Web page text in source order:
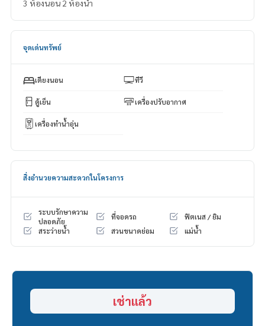
3 ห้องนอน 2 ห้องน้ำ
จุดเด่นทรัพย์
เตียงนอน ทีวี
ตู้เย็น เครื่องปรับอากาศ
เครื่องทำน้ำอุ่น
สิ่งอำนวยความสะดวกในโครงการ
ระบบรักษาความ
ปลอดภัย
ที่จอดรถ
ฟิตเนส / ยิม
สระว่ายน้ำ
สวนขนาดย่อม แม่น้ำ
เช่าแล้ว